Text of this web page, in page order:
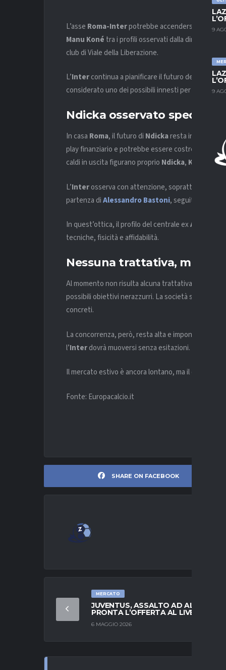
9
9
L’asse Roma-Interpotrebbe accendersi
Manu Koné tra i profili osservati dalla dirigenza
club di Viale della Liberazione.
L’Intercontinua a pianificare il futuro della rosa e
considerato uno dei possibili innesti per rinforzare
Ndicka osservato speciale
In casa Roma, il futuro di Ndickaresta incerto. Il
play finanziario e potrebbe essere costretto a
caldi in uscita figurano proprio Ndicka, Koné
L’Interosserva con attenzione, soprattutto in
partenza diAlessandro Bastoni, seguito con
In quest’ottica, il profilo del centrale exAuxerre
tecniche, fisicità e affidabilità.
Nessuna trattativa, ma il
Al momento non risulta alcuna trattativa ufficiale
possibili obiettivi nerazzurri. La società sta
concreti.
La concorrenza, però, resta alta e impone
l’Interdovrà muoversi senza esitazioni.
Il mercato estivo è ancora lontano, ma il dossier
Fonte: Europacalcio.it
SHARE ON FACEBOOK
MERCATO
JUVENTUS, ASSALTO AD ALISSON:
PRONTA L’OFFERTA AL LIVERPOOL
6 MAGGIO 2026